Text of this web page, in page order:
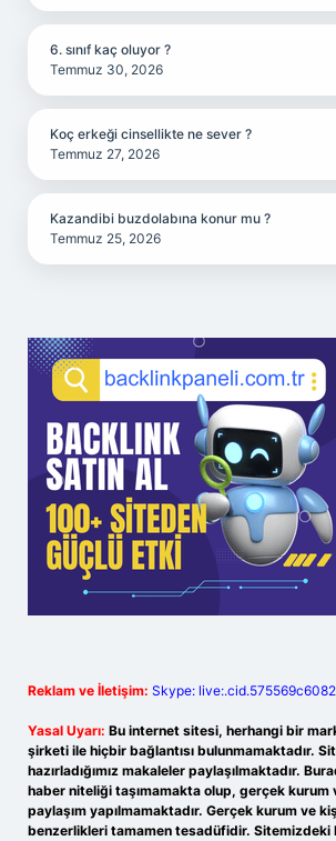
6. sınıf kaç oluyor ?
Temmuz 30, 2026
Koç erkeği cinsellikte ne sever ?
Temmuz 27, 2026
Kazandibi buzdolabına konur mu ?
Temmuz 25, 2026
Reklam ve İletişim: Skype:
Yasal Uyarı: Bu internet sitesi, herhangi bir
şirketi ile hiçbir bağlantısı bulunmamaktadır.
hazırladığımız makaleler paylaşılmaktadır.
haber niteliği taşımamakta olup, gerçek kurum
paylaşım yapılmamaktadır. Gerçek kurum ve
benzerlikleri tamamen tesadüfidir. Sitemizdeki